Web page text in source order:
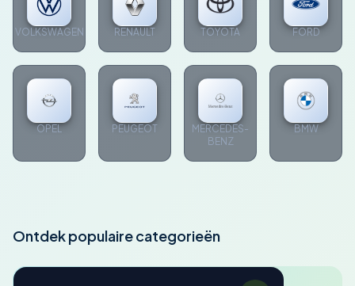
VOLKSWAGEN RENAULT TOYOTA FORD
OPEL PEUGEOT
MERCEDES-
BENZ
BMW
Ontdek populaire categorieën